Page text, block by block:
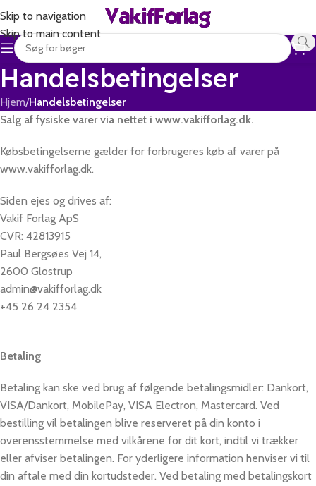
Skip to navigation
Skip to main content
Handelsbetingelser
Hjem/Handelsbetingelser
Salg af fysiske varer via nettet i www.vakifforlag.dk.
Købsbetingelserne gælder for forbrugeres køb af varer på
www.vakifforlag.dk.
Siden ejes og drives af:
Vakif Forlag ApS
CVR: 42813915
Paul Bergsøes Vej 14,
2600 Glostrup
admin@vakifforlag.dk
+45 26 24 2354
Betaling
Betaling kan ske ved brug af følgende betalingsmidler: Dankort,
VISA/Dankort, MobilePay, VISA Electron, Mastercard. Ved
bestilling vil betalingen blive reserveret på din konto i
overensstemmelse med vilkårene for dit kort, indtil vi trækker
eller afviser betalingen. For yderligere information henviser vi til
din aftale med din kortudsteder. Ved betaling med betalingskort